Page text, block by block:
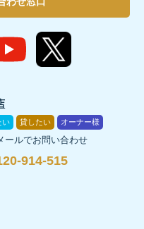
る
ビスをご用意しております
こちら
と言い「所得」として扱わ
記事でも詳しくご紹介して
について徹底解説
について以下の記事で詳し
れを解説
はこちら
い 貸したい オーナー様
ールでお問い合わせ
914-515